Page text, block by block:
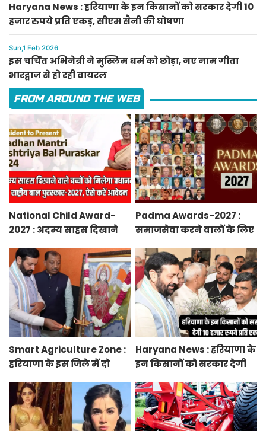
Haryana News : हरियाणा के इन किसानों को सरकार देगी 10
हजार रुपये प्रति एकड़, सीएम सैनी की घोषणा
Sun,1 Feb 2026
इस चर्चित अभिनेत्री ने मुस्लिम धर्म को छोड़ा, नए नाम गीता
भारद्वाज से हो रही वायरल
FROM AROUND THE WEB
National Child Award-
2027 : अदम्य साहस दिखाने
प्रधानमंत्री राष्ट्रीय बाल
पुरस्कार-2027, ऐसे करें
आवेदन
Padma Awards-2027 :
समाजसेवा करने वालों के लिए
निकाले पद्म पुरस्कार-2027 के
लिए आवेदन
Smart Agriculture Zone :
हरियाणा के इस जिले में दो
एग्रीकल्चर जोन
Haryana News : हरियाणा के
इन किसानों को सरकार देगी
सीएम सैनी की घोषणा